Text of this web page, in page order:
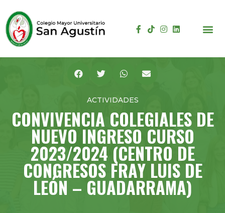
ACTIVIDADES
CONVIVENCIA COLEGIALES DE
NUEVO INGRESO CURSO
2023/2024 (CENTRO DE
CONGRESOS FRAY LUIS DE
LEÓN – GUADARRAMA)